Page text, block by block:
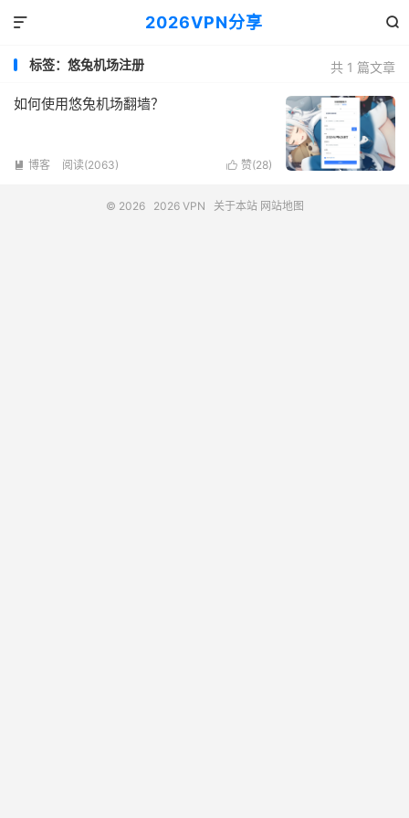
2026VPN分享 

共 1 篇文章
标签：悠兔机场注册
如何使用悠兔机场翻墙？
 赞(28)
 博客 阅读(2063)
© 2026 2026 VPN 关于本站 网站地图